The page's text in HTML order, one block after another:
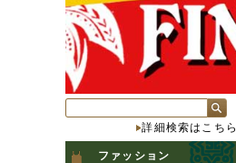
詳細検索はこちら
ファッション